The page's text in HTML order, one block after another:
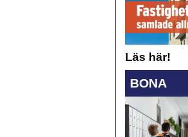
Läs här!
BONA